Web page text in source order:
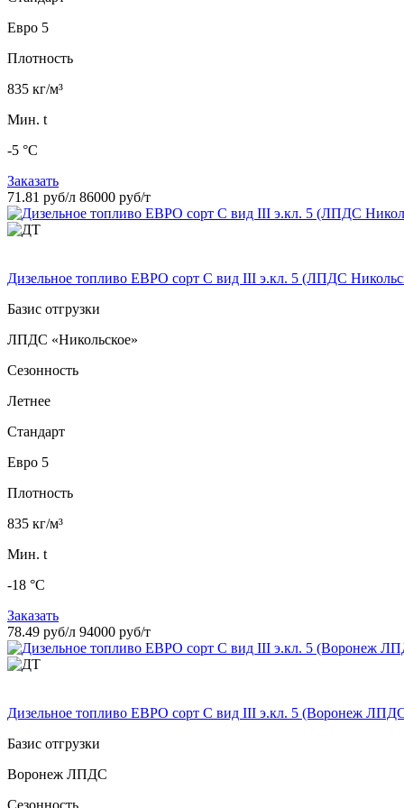
Евро 5
Плотность
835 кг/м³
Мин. t
-5 °C
Заказать
71.81 руб/л 86000 руб/т
Дизельное топливо ЕВРО сорт C вид III э.кл. 5 (ЛПДС
Базис отгрузки
ЛПДС «Никольское»
Сезонность
Летнее
Стандарт
Евро 5
Плотность
835 кг/м³
Мин. t
-18 °C
Заказать
78.49 руб/л 94000 руб/т
Дизельное топливо ЕВРО сорт C вид III э.кл. 5 (Воронеж
Базис отгрузки
Воронеж ЛПДС
Сезонность